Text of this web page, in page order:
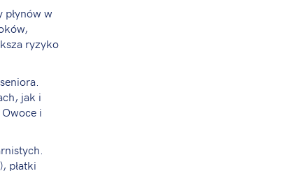
w
ryzyko
jak i
i
płatki